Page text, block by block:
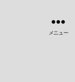
メニュー